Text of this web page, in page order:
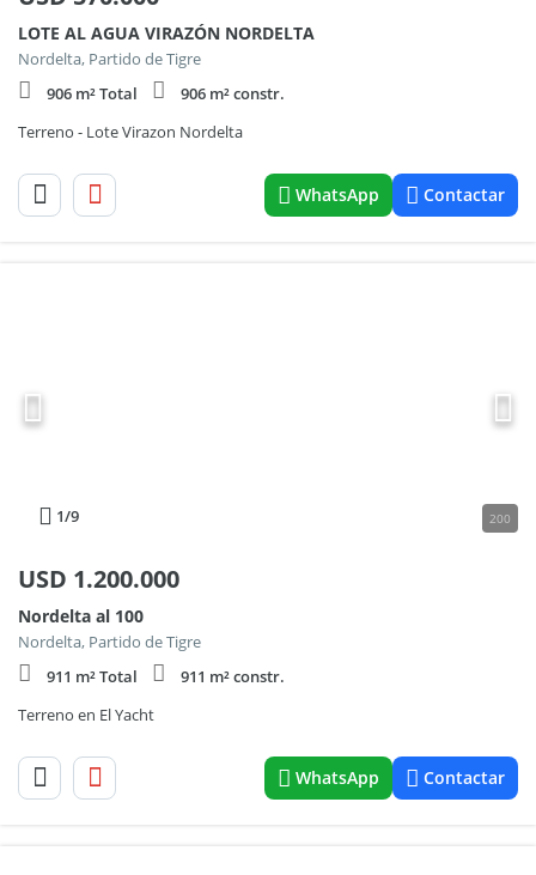
LOTE AL AGUA VIRAZÓN NORDELTA
Nordelta, Partido de Tigre
906 m² Total
906 m² constr.
Terreno - Lote Virazon Nordelta
WhatsApp Contactar
1/9 200
USD 1.200.000
Nordelta al 100
Nordelta, Partido de Tigre
911 m² Total
911 m² constr.
Terreno en El Yacht
WhatsApp Contactar